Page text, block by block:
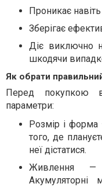
Проникає
Зберігає
Діє виключно
шкодячи
Як обрати
Перед покупкою
параметри:
Розмір і
того, де
неї дістатися.
Живлення —
Акумуляторні